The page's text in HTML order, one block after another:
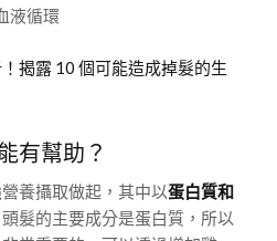
液循環
揭露 10 個可能造成掉髮的生
有幫助？
養攝取做起，其中以蛋白質和
髮的主要成分是蛋白質，所以